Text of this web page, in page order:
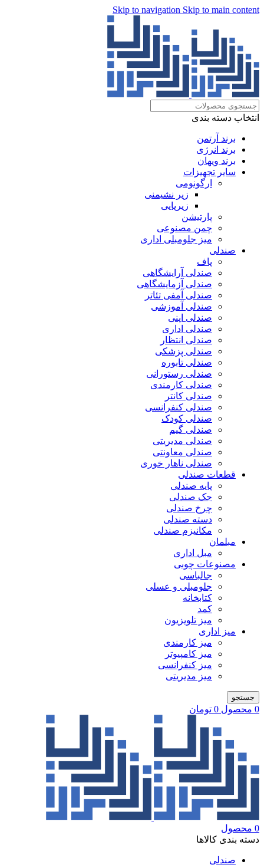
Skip to navigation Skip to main content
انتخاب دسته بندی
برند آرتمن
برند انرژی
برند ویهان
سایر تجهیزات
ارگونومی
زیر نشیمنی
زیرپایی
پارتیشن
چمن مصنوعی
میز جلومبلی اداری
صندلی
پاف
صندلی آرایشگاهی
صندلی آزمایشگاهی
صندلی آمفی تئاتر
صندلی آموزشی
صندلی اپنی
صندلی اداری
صندلی انتظار
صندلی پزشکی
صندلی تابوره
صندلی رستورانی
صندلی کارمندی
صندلی کانتر
صندلی کنفرانسی
صندلی کودک
صندلی گیم
صندلی مدیریتی
صندلی معاونتی
صندلی ناهار خوری
قطعات صندلی
پایه صندلی
جک صندلی
چرخ صندلی
دسته صندلی
مکانیزم صندلی
مبلمان
مبل اداری
مصنوعات چوبی
جالباسی
جلومبلی و عسلی
کتابخانه
کمد
میز تلویزیون
میز اداری
میز کارمندی
میز کامپیوتر
میز کنفرانسی
میز مدیریتی
جستجو
0 محصول 0 تومان
0 محصول
دسته بندی کالاها
صندلی